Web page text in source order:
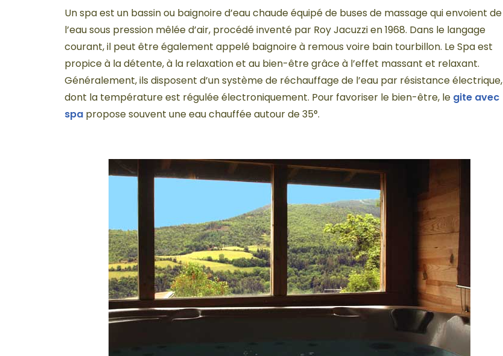
Un spa est un bassin ou baignoire d’eau chaude équipé de buses de massage qui envoient de
l’eau sous pression mêlée d’air, procédé inventé par Roy Jacuzzi en 1968. Dans le langage
courant, il peut être également appelé baignoire à remous voire bain tourbillon. Le Spa est
propice à la détente, à la relaxation et au bien-être grâce à l’effet massant et relaxant.
Généralement, ils disposent d’un système de réchauffage de l’eau par résistance électrique,
dont la température est régulée électroniquement. Pour favoriser le bien-être, le gite avec
spa propose souvent une eau chauffée autour de 35°.